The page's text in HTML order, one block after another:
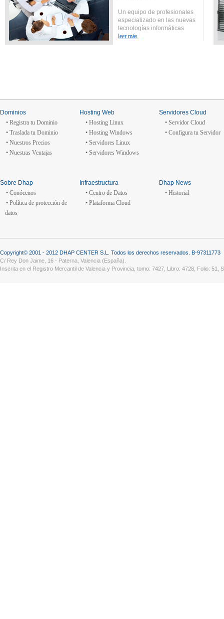
Un equipo de profesionales
especializado en las nuevas
tecnologías informáticas
leer más
Dominios
• Registra tu Dominio
• Traslada tu Dominio
• Nuestros Precios
• Nuestras Ventajas
Hosting Web
• Hosting Linux
• Hosting Windows
• Servidores Linux
• Servidores Windows
Servidores Cloud
• Servidor Cloud
• Configura tu Servidor
Sobre Dhap
• Conócenos
• Política de protección de
datos
Infraestructura
• Centro de Datos
• Plataforma Cloud
Dhap News
• Historial
Copyright© 2001 - 2012 DHAP CENTER S.L. Todos los derechos reservados. B-97311773
C/ Rey Don Jaime, 16 - Paterna, Valencia (España).
Inscrita en el Registro Mercantil de Valencia y Provincia, tomo: 7427, Libro: 4728, Folio: